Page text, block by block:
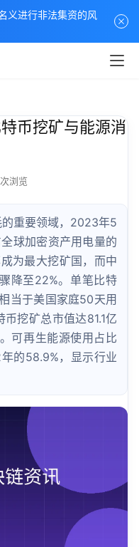
币挖矿与能源消
浏览
重要领域，2023年5
球加密资产用电量的
为最大挖矿国，而中
降至22%。单笔比特
当于美国家庭50天用
挖矿总市值达81.1亿
可再生能源使用占比
的58.9%，显示行业
义进行非法集资的风